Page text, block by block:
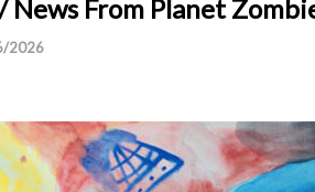
From Planet
2026